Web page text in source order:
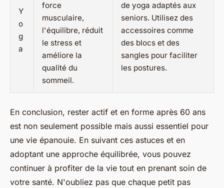
Y
o
g
a
force
musculaire,
l'équilibre, réduit
le stress et
améliore la
qualité du
sommeil.
de yoga adaptés aux
seniors. Utilisez des
accessoires comme
des blocs et des
sangles pour faciliter
les postures.
En conclusion, rester actif et en forme après 60 ans
est non seulement possible mais aussi essentiel pour
une vie épanouie. En suivant ces astuces et en
adoptant une approche équilibrée, vous pouvez
continuer à profiter de la vie tout en prenant soin de
votre santé. N'oubliez pas que chaque petit pas